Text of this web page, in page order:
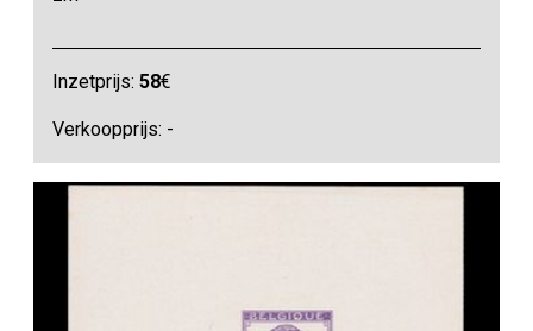
Inzetprijs:58€
Verkoopprijs: -